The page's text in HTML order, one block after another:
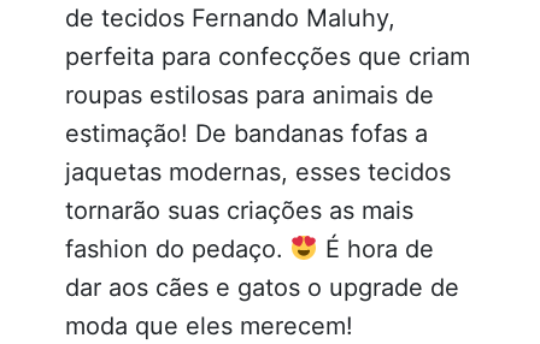
de tecidos Fernando Maluhy,
perfeita para confecções que criam
roupas estilosas para animais de
estimação! De bandanas fofas a
jaquetas modernas, esses tecidos
tornarão suas criações as mais
fashion do pedaço.
É hora de
dar aos cães e gatos o upgrade de
moda que eles merecem!